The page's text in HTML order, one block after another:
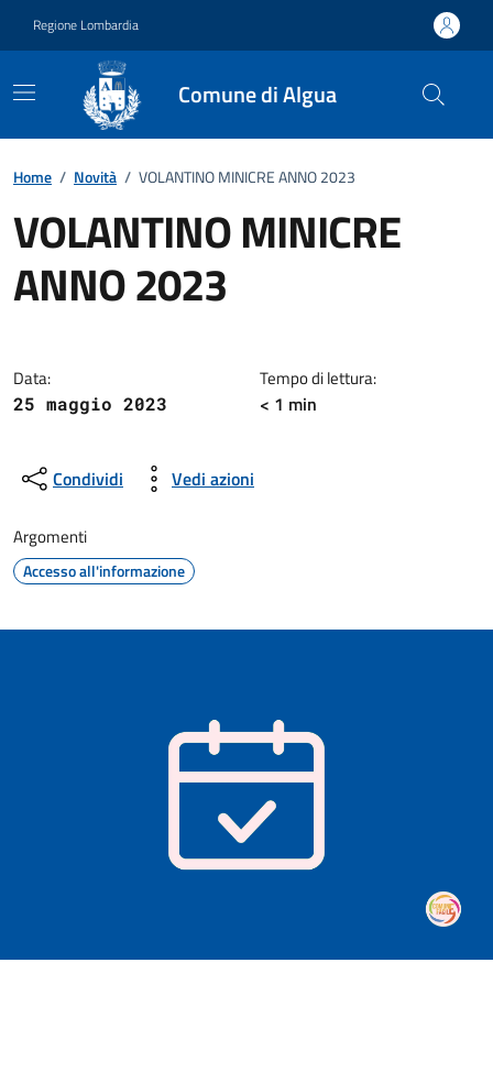
Regione Lombardia
Comune di Algua
Home / Novità / VOLANTINO MINICRE ANNO 2023
VOLANTINO MINICRE
ANNO 2023
Data:
25 maggio 2023
Tempo di lettura:
< 1 min
Condividi Vedi azioni
Argomenti
Accesso all'informazione